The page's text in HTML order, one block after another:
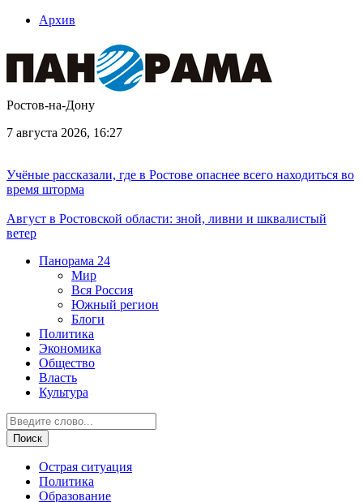
Архив
Ростов-на-Дону
7 августа 2026, 16:27
Учёные рассказали, где в Ростове опаснее всего находиться во
время шторма
Август в Ростовской области: зной, ливни и шквалистый
ветер
Панорама 24
Мир
Вся Россия
Южный регион
Блоги
Политика
Экономика
Общество
Власть
Культура
Острая ситуация
Политика
Образование